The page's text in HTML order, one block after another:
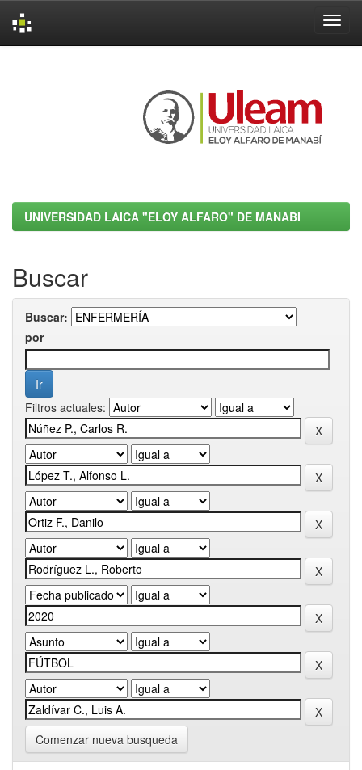
UNIVERSIDAD LAICA "ELOY ALFARO" DE MANABI
Buscar
Buscar:
por
Filtros actuales:
Comenzar nueva busqueda